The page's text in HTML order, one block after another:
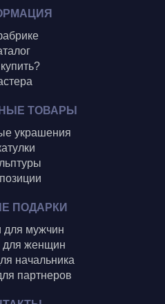
ТОВАРЫ
украшения
ПОДАРКИ
для мужчин
для женщин
начальника
партнеров